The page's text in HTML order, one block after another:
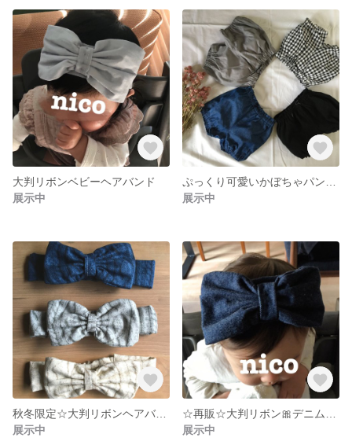
大判リボンベビーヘアバンド
展示中
展示中
秋冬限定☆大判リボンヘアバンド
展示中
展示中